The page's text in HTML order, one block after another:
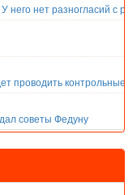
него нет разногласий с
проводить контрольные
советы Федуну